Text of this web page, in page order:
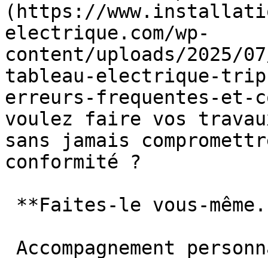
(https://
electrique.com/wp-
content/uploads/2025/
tableau-electrique-
erreurs-frequentes-et-
voulez faire vos
sans jamais
conformité ?